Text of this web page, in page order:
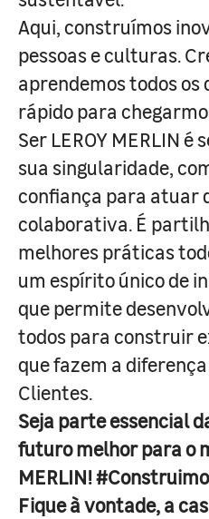
Aqui, construímos
pessoas e culturas.
aprendemos todos os
rápido para
Ser LEROY MERLIN é
sua singularidade,
confiança para atuar
colaborativa. É
melhores práticas
um espírito único de
que permite
todos para construir
que fazem a
Clientes.
Seja parte essencial
futuro melhor para o
MERLIN!
Fique à vontade, a